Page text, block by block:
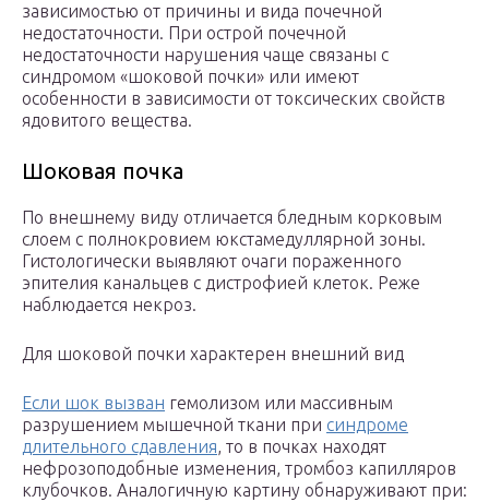
зависимостью от причины и вида почечной
недостаточности. При острой почечной
недостаточности нарушения чаще связаны с
синдромом «шоковой почки» или имеют
особенности в зависимости от токсических свойств
ядовитого вещества.
Шоковая почка
По внешнему виду отличается бледным корковым
слоем с полнокровием юкстамедуллярной зоны.
Гистологически выявляют очаги пораженного
эпителия канальцев с дистрофией клеток. Реже
наблюдается некроз.
Для шоковой почки характерен внешний вид
Если шок вызван гемолизом или массивным
разрушением мышечной ткани при синдроме
длительного сдавления, то в почках находят
нефрозоподобные изменения, тромбоз капилляров
клубочков. Аналогичную картину обнаруживают при: